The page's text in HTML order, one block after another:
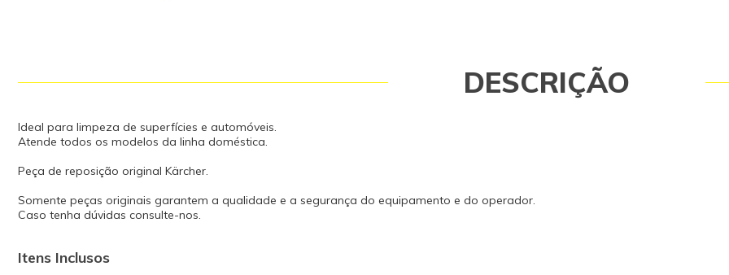
DESCRIÇÃO
Ideal para limpeza de superfícies e automóveis.
Atende todos os modelos da linha doméstica.
Peça de reposição original Kärcher.
Somente peças originais garantem a qualidade e a segurança do equipamento e do operador.
Caso tenha dúvidas consulte-nos.
Itens Inclusos